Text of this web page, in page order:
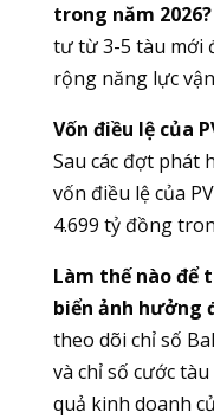
trong năm 2026?
tư từ 3-5 tàu mới
rộng năng lực
Vốn điều lệ của
Sau các đợt phát
vốn điều lệ của
4.699 tỷ đồng
Làm thế nào để
biển ảnh hưởng
theo dõi chỉ số
và chỉ số cước
quả kinh doanh